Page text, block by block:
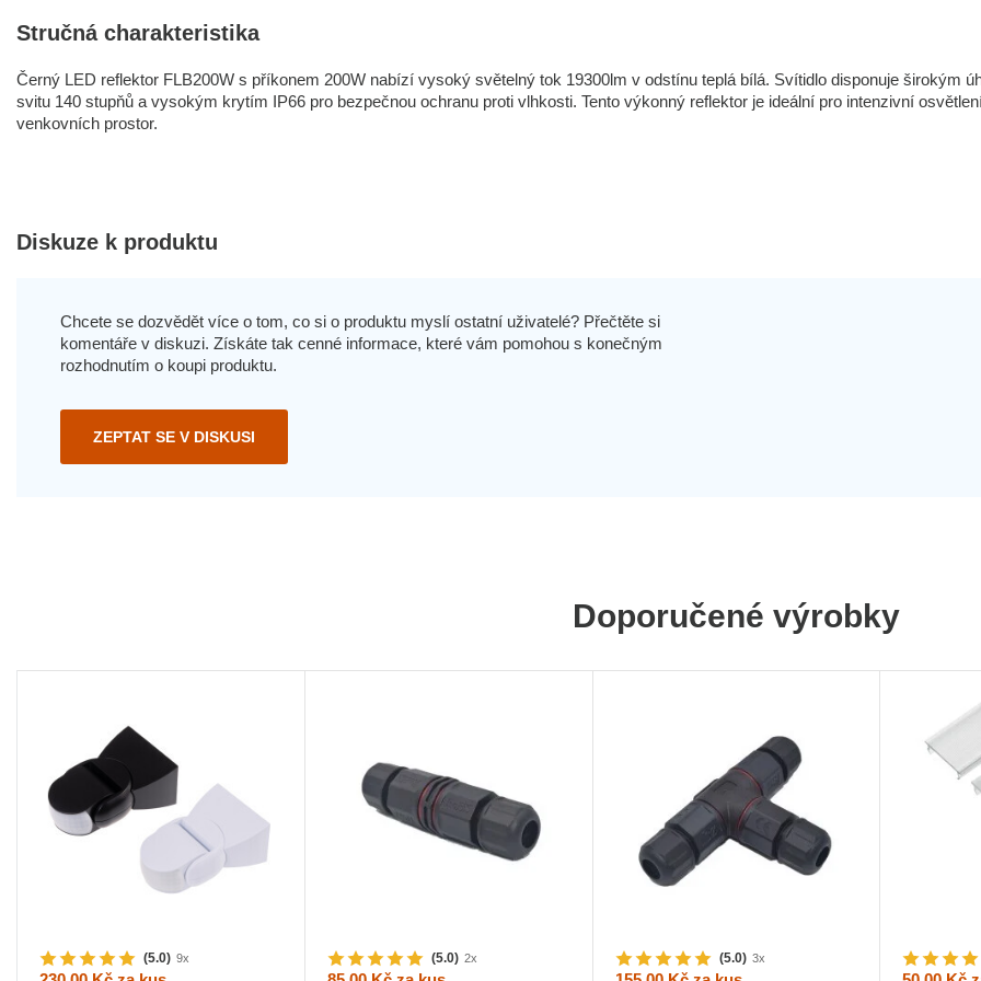
Stručná charakteristika
Černý LED reflektor FLB200W s příkonem 200W nabízí vysoký světelný tok 19300lm v odstínu teplá bílá. Svítidlo disponuje širokým
svitu 140 stupňů a vysokým krytím IP66 pro bezpečnou ochranu proti vlhkosti. Tento výkonný reflektor je ideální pro intenzivní
venkovních prostor.
Diskuze k produktu
Chcete se dozvědět více o tom, co si o produktu myslí ostatní uživatelé? Přečtěte si
komentáře v diskuzi. Získáte tak cenné informace, které vám pomohou s konečným
rozhodnutím o koupi produktu.
ZEPTAT SE V DISKUSI
Doporučené výrobky
(5.0) 9x (5.0) 2x (5.0) 3x